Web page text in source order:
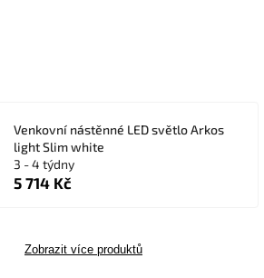
Venkovní nástěnné LED světlo Arkos
light Slim white
3 - 4 týdny
5 714 Kč
Zobrazit více produktů